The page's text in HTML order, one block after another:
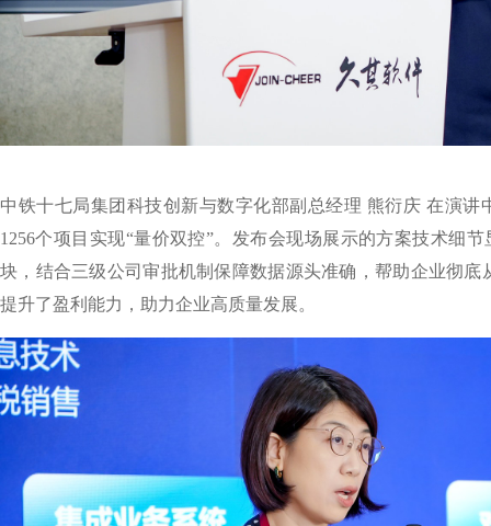
中铁十七局集团科技创新与数字化部副总经理 熊衍庆 在演
1256个项目实现“量价双控”。发布会现场展示的方案技术细
块，结合三级公司审批机制保障数据源头准确，帮助企业彻
提升了盈利能力，助力企业高质量发展。